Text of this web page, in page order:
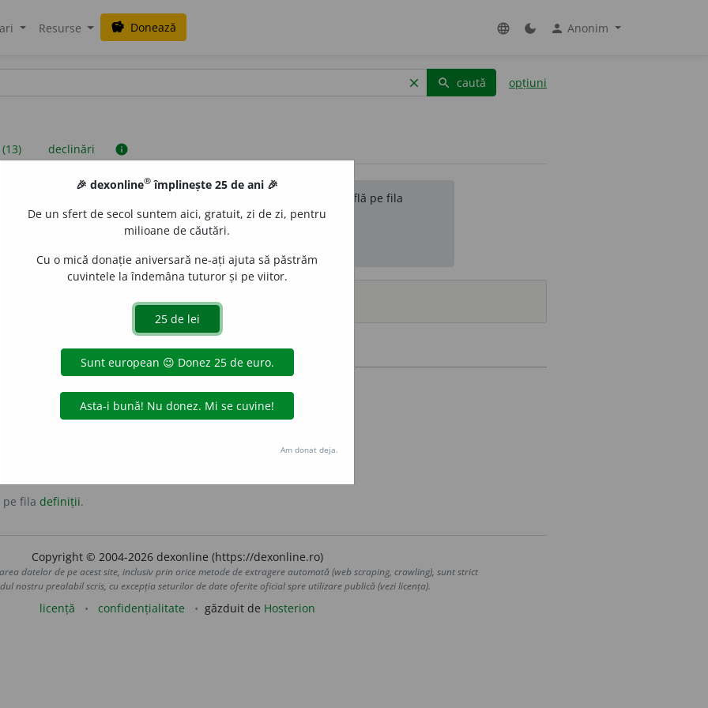
Resurse savings Donează language dark_mode person Anonim
clear search caută opțiuni
declinări info
sunt compilate de echipa dexonline. Definițiile originale se află pe fila
reordona filele pe pagina depreferințe.
surse
rodnic.
prolificitate
pe fila definiții.
Copyright © 2004-2026 dexonline (https://dexonline.ro)
datelor de pe acest site, inclusiv prin orice metode de extragere automată (web scraping, crawling), sunt strict
nostru prealabil scris, cu excepția seturilor de date oferite oficial spre utilizare publică (vezi licența).
licență confidențialitate găzduit de Hosterion
🎉 dexonline® împlinește 25 de ani 🎉
De un sfert de secol suntem aici, gratuit, zi de zi, pentru
milioane de căutări.
Cu o mică donație aniversară ne-ați ajuta să păstrăm
cuvintele la îndemâna tuturor și pe viitor.
Am donat deja.